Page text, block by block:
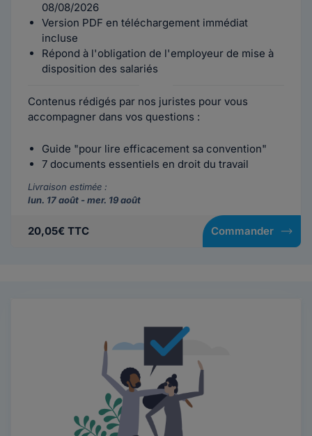
08/08/2026
Version PDF en téléchargement immédiat
incluse
Répond à l'obligation de l'employeur de mise à
disposition des salariés
Contenus rédigés par nos juristes pour vous
accompagner dans vos questions :
Guide "pour lire efficacement sa convention"
7 documents essentiels en droit du travail
Livraison estimée :
lun. 17 août - mer. 19 août
20,05€ TTC Commander